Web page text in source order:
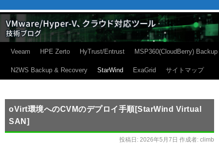
Veeam HPE Zerto HyTrust/Entrust MSP360(CloudBerry) Backup
N2WS Backup & Recovery StarWind ExaGrid サイトマップ
oVirt環境へのCVMのデプロイ手順[StarWind Virtual
SAN]
投稿日: 2026年5月7日 作成者: climb